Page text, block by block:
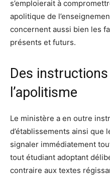
s’emploierait à
apolitique de
concernent aussi bien les
présents et futurs.
Des
l’apolitisme
Le ministère a en outre
d’établissements ainsi que
signaler immédiatement
tout étudiant adoptant
contraire aux textes